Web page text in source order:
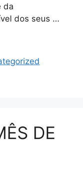
da
dos seus …
DE